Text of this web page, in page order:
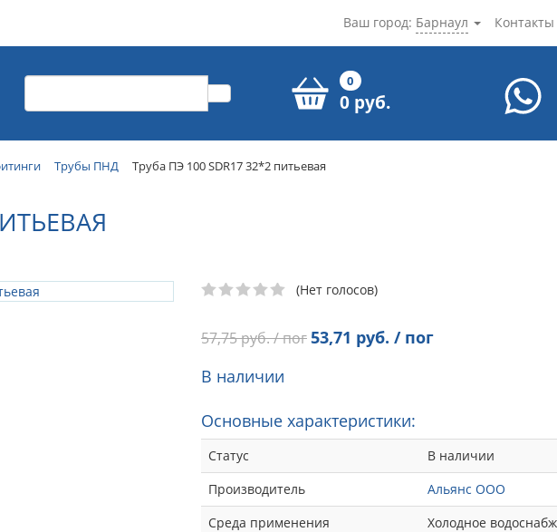
Контакты
Ваш город: Барнаул
0
0 руб.
Трубы ПНД Труба ПЭ 100 SDR17 32*2 питьевая
(Нет голосов)
57,75руб. / пог53,71 руб. / пог
В наличии
Основные характеристики:
Статус
В наличии
Производитель
Альянс ООО
Среда применения
Холодное